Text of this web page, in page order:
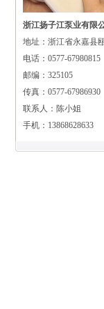
浙江扬子江泵业有限
地址：浙江省永嘉县
电话：0577-67980815
邮编：325105
传真：0577-67986930
联系人：陈小姐
手机：13868628633